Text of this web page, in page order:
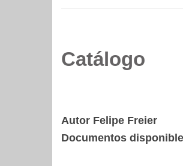
Catálogo
Autor Felipe Freier
Documentos